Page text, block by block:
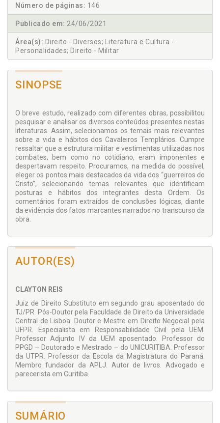
Número de páginas: 146
Publicado em: 24/06/2021
Área(s): Direito - Diversos; Literatura e Cultura -
Personalidades; Direito - Militar
SINOPSE
O breve estudo, realizado com diferentes obras, possibilitou
pesquisar e analisar os diversos conteúdos presentes nestas
literaturas. Assim, selecionamos os temais mais relevantes
sobre a vida e hábitos dos Cavaleiros Templários. Cumpre
ressaltar que a estrutura militar e vestimentas utilizadas nos
combates, bem como no cotidiano, eram imponentes e
despertavam respeito. Procuramos, na medida do possível,
eleger os pontos mais destacados da vida dos “guerreiros do
Cristo”, selecionando temas relevantes que identificam
posturas e hábitos dos integrantes desta Ordem. Os
comentários foram extraídos de conclusões lógicas, diante
da evidência dos fatos marcantes narrados no transcurso da
obra.
AUTOR(ES)
CLAYTON REIS
Juiz de Direito Substituto em segundo grau aposentado do
TJ/PR. Pós-Doutor pela Faculdade de Direito da Universidade
Central de Lisboa. Doutor e Mestre em Direito Negocial pela
UFPR. Especialista em Responsabilidade Civil pela UEM.
Professor Adjunto IV da UEM aposentado. Professor do
PPGD – Doutorado e Mestrado – do UNICURITIBA. Professor
da UTPR. Professor da Escola da Magistratura do Paraná.
Membro fundador da APLJ. Autor de livros. Advogado e
parecerista em Curitiba.
SUMÁRIO